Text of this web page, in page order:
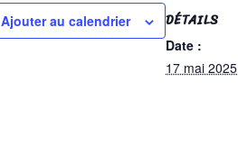
Ajouter au calendrier DÉTAILS
Date :
17 mai 2025